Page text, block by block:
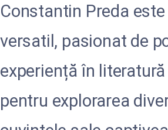
Constantin Preda
versatil, pasionat de
experiență în
pentru explorarea